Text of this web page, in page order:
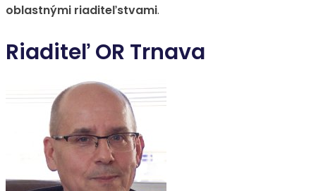
oblastnými riaditeľstvami.
Riaditeľ OR Trnava